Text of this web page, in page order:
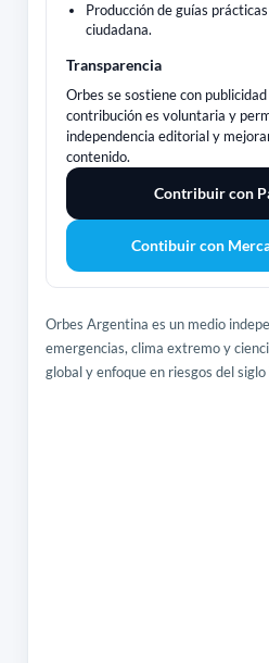
Producción de guías
ciudadana.
Transparencia
Orbes se sostiene con
contribución es voluntaria y
independencia editorial y
contenido.
Contribuir con
Contibuir con
Orbes Argentina es un medio
emergencias, clima extremo y
global y enfoque en riesgos del siglo